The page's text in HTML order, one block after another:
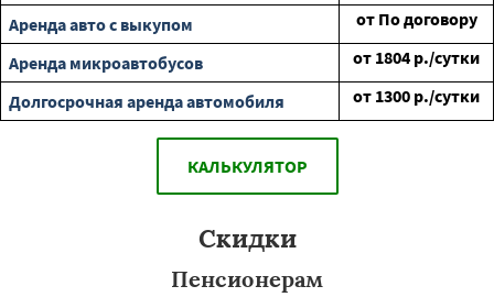
Аренда авто с выкупом
от По договору
Аренда микроавтобусов
от 1804 р./сутки
Долгосрочная аренда автомобиля
от 1300 р./сутки
КАЛЬКУЛЯТОР
Скидки
Пенсионерам